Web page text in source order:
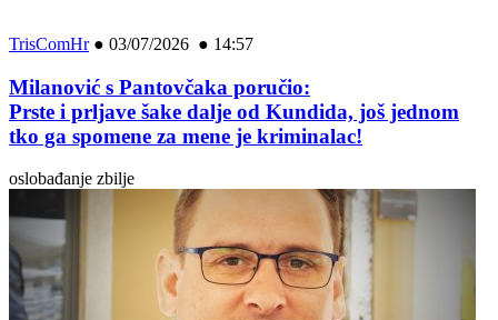
TrisComHr● 03/07/2026 ● 14:57
Milanović s Pantovčaka poručio:
Prste i prljave šake dalje od Kundida, još jednom
tko ga spomene za mene je kriminalac!
oslobađanje zbilje